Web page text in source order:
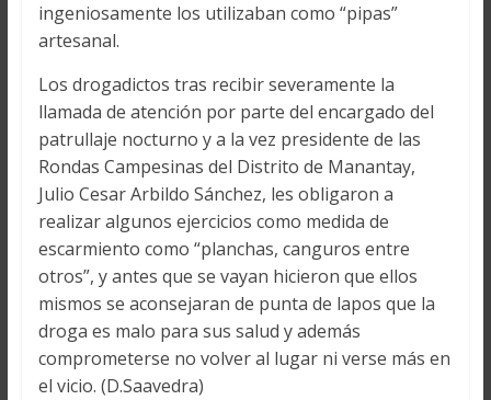
ingeniosamente los utilizaban como “pipas”
artesanal.
Los drogadictos tras recibir severamente la
llamada de atención por parte del encargado del
patrullaje nocturno y a la vez presidente de las
Rondas Campesinas del Distrito de Manantay,
Julio Cesar Arbildo Sánchez, les obligaron a
realizar algunos ejercicios como medida de
escarmiento como “planchas, canguros entre
otros”, y antes que se vayan hicieron que ellos
mismos se aconsejaran de punta de lapos que la
droga es malo para sus salud y además
comprometerse no volver al lugar ni verse más en
el vicio. (D.Saavedra)